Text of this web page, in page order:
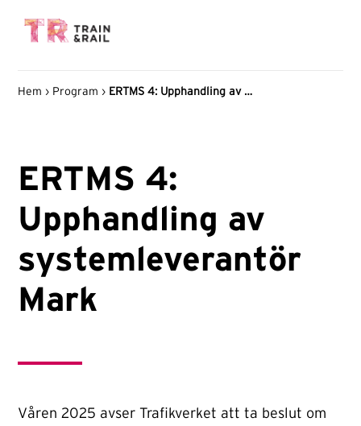
Hem › Program › ERTMS 4: Upphandling av systemleverantör Mark
ERTMS 4:
Upphandling av
systemleverantör
Mark
Våren 2025 avser Trafikverket att ta beslut om